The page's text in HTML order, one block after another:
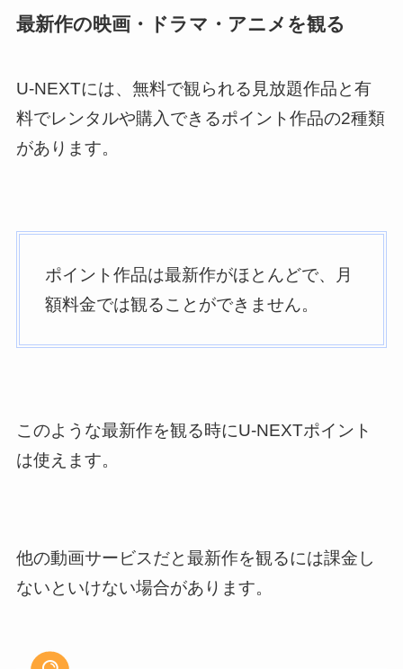
最新作の映画・ドラマ・アニメを観る
U-NEXTには、無料で観られる見放題作品と有
料でレンタルや購入できるポイント作品の2種類
があります。
ポイント作品は最新作がほとんどで、月
額料金では観ることができません。
このような最新作を観る時にU-NEXTポイント
は使えます。
他の動画サービスだと最新作を観るには課金し
ないといけない場合があります。